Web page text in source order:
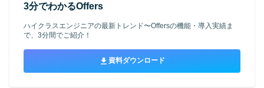
3分でわかるOffers
ハイクラスエンジニアの最新トレンド〜Offersの機能・導入実績ま
で、3分間でご紹介！
資料ダウンロード